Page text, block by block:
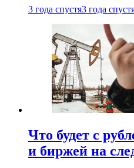
3 года спустя3 года
Что будет с
и биржей на